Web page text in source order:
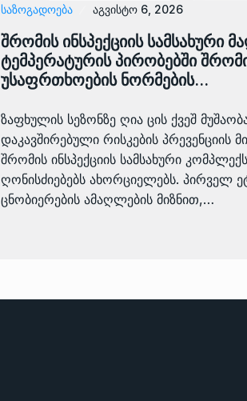
ᲡᲐᲖᲝᲒᲐᲓᲝᲔᲑᲐ აგვისტო 6, 2026
შრომის ინსპექციის სამსახური
ტემპერატურის პირობებში
უსაფრთხოების ნორმების…
ზაფხულის სეზონზე ღია ცის ქვეშ
დაკავშირებული რისკების პრევენციის
შრომის ინსპექციის სამსახური
ღონისძიებებს ახორციელებს. პირველ
ცნობიერების ამაღლების მიზნით,…